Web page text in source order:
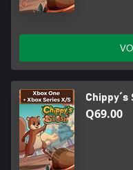
Chippy´s
Q69.00